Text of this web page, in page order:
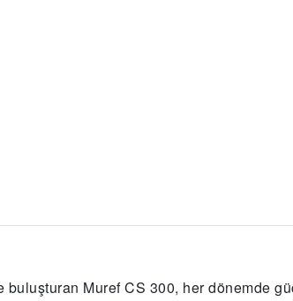
Muref CS 300, her dönemde